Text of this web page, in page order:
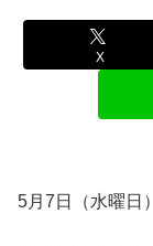
X
5月7日（水曜日